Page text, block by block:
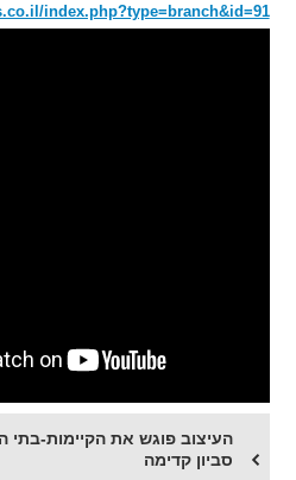
index.php?type=branch&id=91
העיצוב פוגש את הקיימות-בתי
סביון קדימה